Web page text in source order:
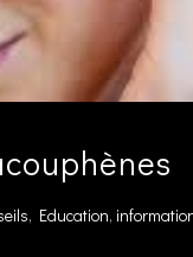
, Education,